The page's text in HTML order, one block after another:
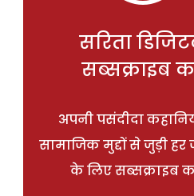
सरिता
सब्सक्राइब
अपनी पसंदीदा
सामाजिक मुद्दों से जुड़ी हर
के लिए सब्सक्राइब